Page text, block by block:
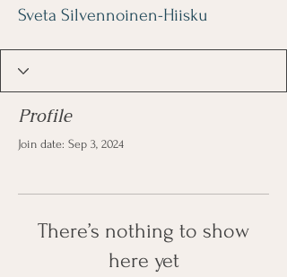
Sveta Silvennoinen-Hiisku
Profile
Join date: Sep 3, 2024
There’s nothing to show
here yet